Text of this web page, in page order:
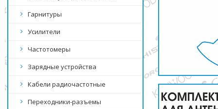
Гарнитуры
Усилители
Частотомеры
Зарядные устройства
Кабели радиочастотные
Переходники-разъемы